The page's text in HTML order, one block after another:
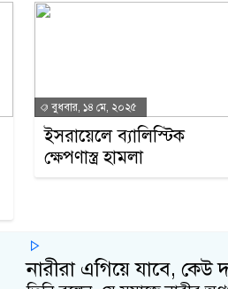
বুধবার, ১৪ মে, ২০২৫
ইসরায়েলে ব্যালিস্টিক
ক্ষেপণাস্ত্র হামলা
নারীরা এগিয়ে যাবে, কেউ